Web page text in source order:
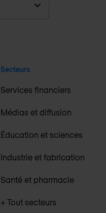
Secteurs
Services financiers
Médias et diffusion
Éducation et sciences
Industrie et fabrication
Santé et pharmacie
+ Tout secteurs